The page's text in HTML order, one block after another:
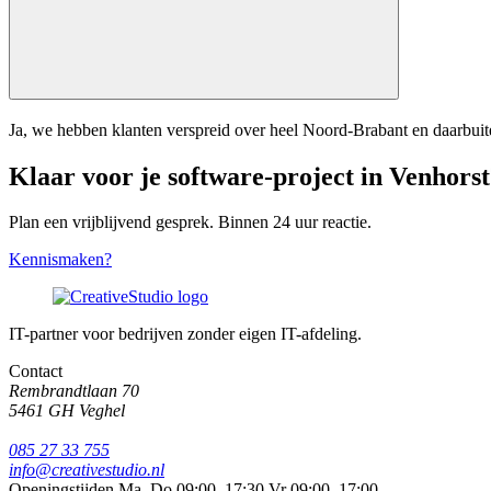
Ja, we hebben klanten verspreid over heel Noord-Brabant en
Klaar voor je software-project in
Plan een vrijblijvend gesprek. Binnen 24 uur reactie.
Kennismaken?
IT-partner voor bedrijven zonder eigen IT-afdeling.
Contact
Rembrandtlaan 70
5461 GH Veghel
085 27 33 755
info@creativestudio.nl